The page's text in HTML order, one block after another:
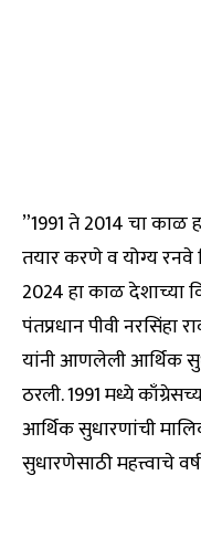
”1991 ते 2014 चा काळ
तयार करणे व योग्य रनवे
2024 हा काळ देशाच्या
पंतप्रधान पीवी नरसिंहा
यांनी आणलेली आर्थिक
ठरली. 1991 मध्ये
आर्थिक सुधारणांची
सुधारणेसाठी महत्त्वाचे